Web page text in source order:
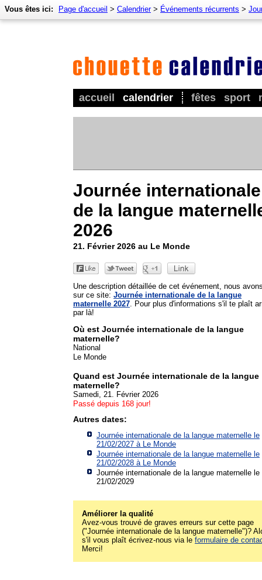
accueil calendrier fêtes sport
Vous êtes ici: Page d'accueil > Calendrier> Événements récurrents >
Journée internationale
de la langue
2026
21. Février 2026 au Le Monde
Une description détaillée de cet événement, nous
sur ce site: Journée internationale de la langue
maternelle 2027 . Pour plus d'informations s'il te plaît
par là!
Où est Journée internationale de la langue
maternelle?
National
Le Monde
Quand est Journée internationale de la langue
maternelle?
Samedi, 21. Février 2026
Passé depuis 168 jour!
Autres dates:
Journée internationale de la langue maternelle le
21/02/2027 à
Le Monde
Journée internationale de la langue maternelle le
21/02/2028 à
Le Monde
Journée internationale de la langue maternelle le
21/02/2029
Améliorer la qualité
Avez-vous trouvé de graves erreurs sur cette page
("Journée internationale de la langue maternelle")?
s'il vous plaît écrivez-nous via le formulaire de
Merci!